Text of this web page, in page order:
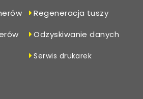
Regeneracja tuszy
Odzyskiwanie danych
Serwis drukarek